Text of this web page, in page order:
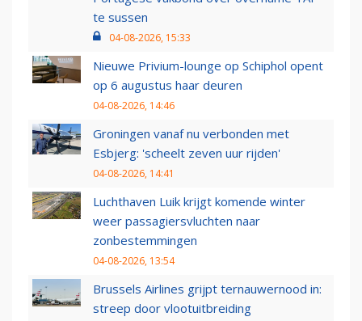
te sussen
04-08-2026, 15:33
Nieuwe Privium-lounge op Schiphol opent
op 6 augustus haar deuren
04-08-2026, 14:46
Groningen vanaf nu verbonden met
Esbjerg: 'scheelt zeven uur rijden'
04-08-2026, 14:41
Luchthaven Luik krijgt komende winter
weer passagiersvluchten naar
zonbestemmingen
04-08-2026, 13:54
Brussels Airlines grijpt ternauwernood in:
streep door vlootuitbreiding